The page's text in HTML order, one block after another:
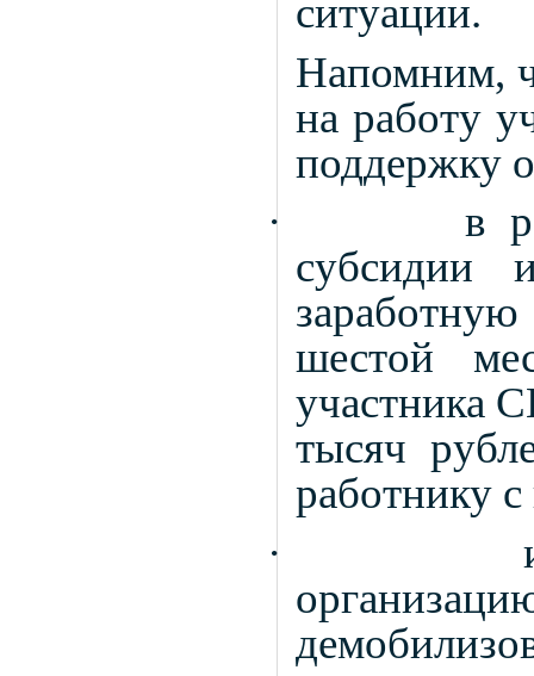
ситуации.
Напомним,
на работу
поддержку
·
в
субсидии
шестой
участника
тысяч
работнику
·